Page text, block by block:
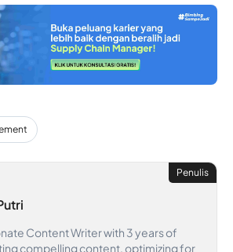
Penulis
Content Writer with 3 years of
compelling content, optimizing for